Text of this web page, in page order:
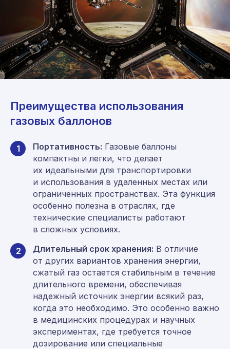
Преимущества использования
газовых баллонов
1 Портативность: Газовые баллоны
компактны и легки, что делает
их идеальными для транспортировки
и использования в удаленных местах или
ограниченных пространствах. Эта функция
особенно полезна в отраслях, где
технические специалисты работают
в сложных условиях.
2 Длительный срок хранения: В отличие
от других вариантов хранения энергии,
сжатый газ остается стабильным в течение
длительного времени, обеспечивая
надежный источник энергии всякий раз,
когда это необходимо. Это особенно важно
в медицинских процедурах и научных
экспериментах, где требуется точное
дозирование или специальные